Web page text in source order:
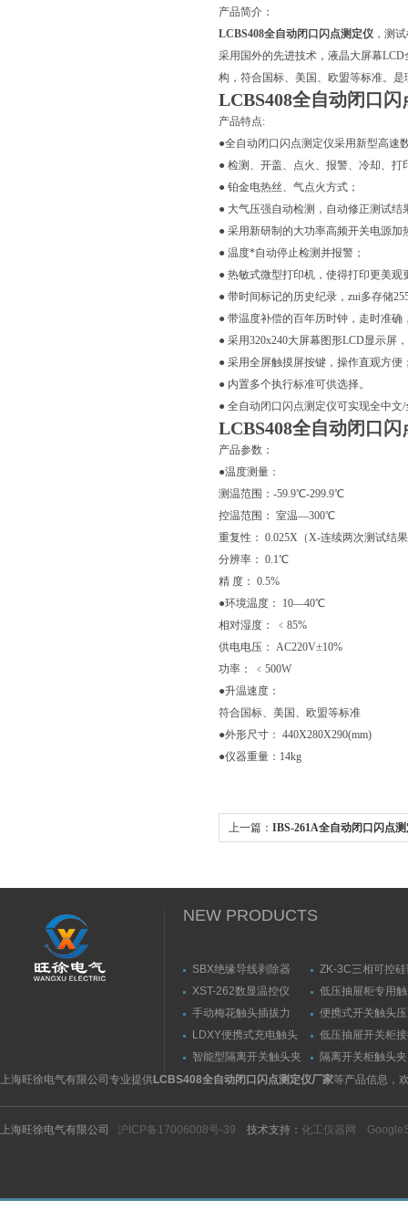
产品简介：
LCBS408全自动闭口闪点测定仪 ，测
采用国外的先进技术，液晶大屏幕
构，符合国标、美国、欧盟等标准。
LCBS408全自动闭口闪
产品特点:
●全自动闭口闪点测定仪采用新型高速
● 检测、开盖、点火、报警、冷却、
● 铂金电热丝、气点火方式；
● 大气压强自动检测，自动修正测试结
● 采用新研制的大功率高频开关电源
● 温度*自动停止检测并报警；
● 热敏式微型打印机，使得打印更美
● 带时间标记的历史纪录，zui多存储
● 带温度补偿的百年历时钟，走时准
● 采用320x240大屏幕图形LCD显示屏
● 采用全屏触摸屏按键，操作直观方便
● 内置多个执行标准可供选择。
● 全自动闭口闪点测定仪可实现全中
LCBS408全自动闭口闪
产品参数：
●温度测量：
测温范围：-59.9℃-299.9℃
控温范围： 室温—300℃
重复性： 0.025X（X-连续两次测试结
分辨率： 0.1℃
精 度： 0.5%
●环境温度： 10—40℃
相对湿度： ﹤85%
供电电压： AC220V±10%
功率： ﹤500W
●升温速度：
符合国标、美国、欧盟等标准
●外形尺寸： 440X280X290(mm)
●仪器重量：14kg
上一篇： IBS-261A全自动闭口闪点
NEW PRODUCTS
SBX绝缘导线剥除器
ZK-3C三相可控
触发器
XST-262数显温控仪
低压抽屉柜专用
力测量仪套装
手动梅花触头插拔力
（推拉力）测量仪
便携式开关触头
（夹紧力）测量仪
LDXY便携式充电触头
（指）夹紧力测量仪
低压抽屉开关柜
触头（夹紧力）
智能型隔离开关触头夹
紧力测试仪
隔离开关柜触头
测试仪/精度传感
上海旺徐电气有限公司专业提供LCBS408全自动闭口闪点测定仪厂家等产品信息，
上海旺徐电气有限公司 沪ICP备17006008号-39 技术支持： 化工仪器网